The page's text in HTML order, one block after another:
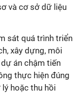
và cơ sở dữ liệu
sát quá trình triển
xây dựng, môi
án chậm tiến
thực hiện đúng
hoặc thu hồi